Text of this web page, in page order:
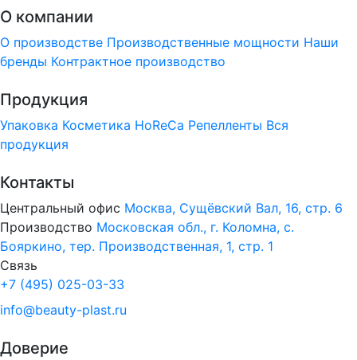
О компании
О производстве Производственные мощности Наши
бренды Контрактное производство
Продукция
Упаковка Косметика HoReCa Репелленты Вся
продукция
Контакты
Центральный офис Москва, Сущёвский Вал, 16, стр. 6
Производство Московская обл., г. Коломна, с.
Бояркино, тер. Производственная, 1, стр. 1
Связь
+7 (495) 025-03-33
info@beauty-plast.ru
Доверие